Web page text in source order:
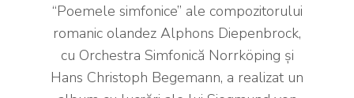
“Poemele simfonice” ale compozitorului
romanic olandez Alphons Diepenbrock,
cu Orchestra Simfonică Norrköping și
Hans Christoph Begemann, a realizat un